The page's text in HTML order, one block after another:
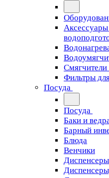
Фильтры
Посуда
Посуда
Баки и
Барный
Блюда
Венчики